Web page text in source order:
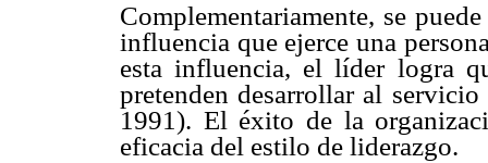
Complementariamente, se
influencia que ejerce una
esta influencia, el líder logra
pretenden desarrollar al
1991). El éxito de la
eficacia del estilo de liderazgo.